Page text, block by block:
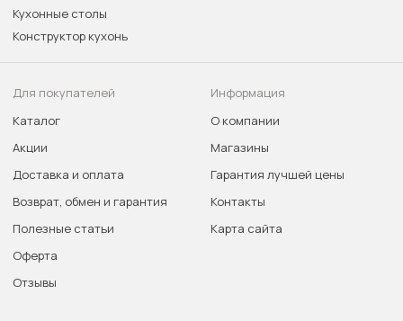
Кухонные столы
Конструктор кухонь
Для покупателей
Каталог
Акции
Доставка и оплата
Возврат, обмен и гарантия
Полезные статьи
Оферта
Отзывы
Информация
О компании
Магазины
Гарантия лучшей цены
Контакты
Карта сайта